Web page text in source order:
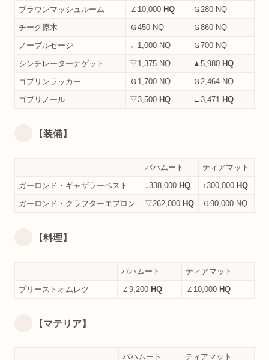
ブラウンマッシュルーム
Ｚ10,000 HQ
Ｇ280 NQ
チーク原木
Ｇ450 NQ
Ｇ860 NQ
ノーブルセージ
←1,000 NQ
Ｇ700 NQ
シンチレーターナゲット
▽1,375 NQ ▲5,980 HQ
ゴブリンラッカー
Ｇ1,700 NQ
Ｇ2,464 NQ
ゴブリノール
▽3,500 HQ ←3,471 HQ
【装備】
バハムート
ティアマット
ガーロンド・ギャザラーベスト
↓338,000 HQ ↑300,000 HQ
ガーロンド・クラフターエプロン
▽262,000 HQ Ｇ90,000 NQ
【料理】
バハムート
ティアマット
プリーストオムレツ
Ｚ9,200 HQ Ｚ10,000 HQ
【マテリア】
バハムート ティアマット